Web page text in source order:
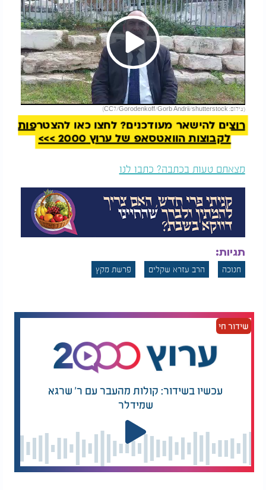
Play
Video
(צילום: CC7/Gorodenkoff/Gorb Andrii/shutterstock)
להמשך קריאה
רוצים להישאר מעודכנים? לחצו כאן להצטרפות
לקבוצות הוואטסאפ של ערוץ 2000 >>>
מצאתם טעות בכתבה? כתבו לנו
תגיות:
חנוכה הרב עזרא שקלים פרשת מקץ
שידור חי
עכשיו בשידור: קולות מהעבר עם ר' שרגא
שמידלר